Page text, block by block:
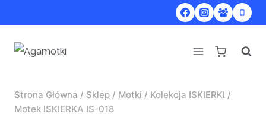
do
treści
Strona Główna / Sklep / Motki / Kolekcja ISKIERKI /
Motek ISKIERKA IS-018